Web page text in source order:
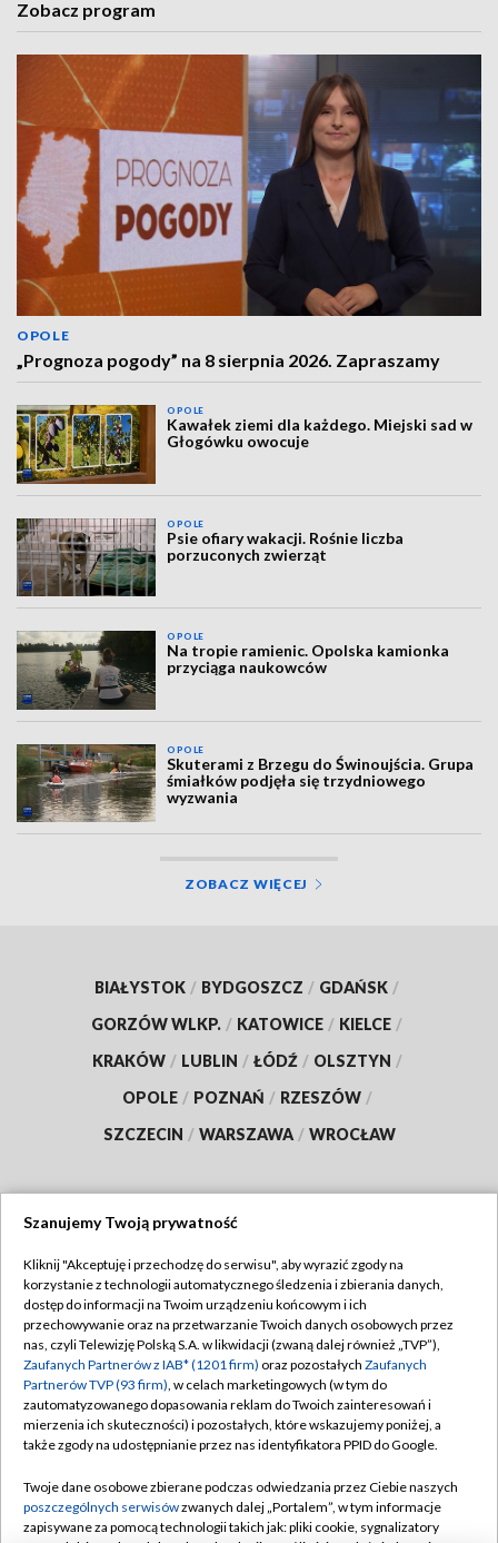
Zobacz program
OPOLE
„Prognoza pogody” na 8 sierpnia 2026. Zapraszamy
OPOLE
Kawałek ziemi dla każdego. Miejski sad w
Głogówku owocuje
OPOLE
Psie ofiary wakacji. Rośnie liczba
porzuconych zwierząt
OPOLE
Na tropie ramienic. Opolska kamionka
przyciąga naukowców
OPOLE
Skuterami z Brzegu do Świnoujścia. Grupa
śmiałków podjęła się trzydniowego
wyzwania
ZOBACZ WIĘCEJ
BIAŁYSTOK / BYDGOSZCZ / GDAŃSK /
GORZÓW WLKP. / KATOWICE / KIELCE /
KRAKÓW / LUBLIN / ŁÓDŹ / OLSZTYN /
OPOLE / POZNAŃ / RZESZÓW /
SZCZECIN / WARSZAWA / WROCŁAW
TVP
Abonament TVP
Emisja w TVP
Centrum informacji TVP
Naziemna Telewizja Cyfrowa
Rada Programowa
Regulamin TVP
Polityka prywatności
Moje zgody
Pomoc
Kontakt
Szanujemy Twoją prywatność
Kliknij "Akceptuję i przechodzę do serwisu", aby wyrazić zgody na
korzystanie z technologii automatycznego śledzenia i zbierania danych,
dostęp do informacji na Twoim urządzeniu końcowym i ich
przechowywanie oraz na przetwarzanie Twoich danych osobowych przez
nas, czyli Telewizję Polską S.A. w likwidacji (zwaną dalej również „TVP”),
Zaufanych Partnerów z IAB* (1201 firm) oraz pozostałych Zaufanych
Partnerów TVP (93 firm), w celach marketingowych (w tym do
zautomatyzowanego dopasowania reklam do Twoich zainteresowań i
mierzenia ich skuteczności) i pozostałych, które wskazujemy poniżej, a
także zgody na udostępnianie przez nas identyfikatora PPID do Google.
Twoje dane osobowe zbierane podczas odwiedzania przez Ciebie naszych
poszczególnych serwisówzwanych dalej „Portalem”, w tym informacje
zapisywane za pomocą technologii takich jak: pliki cookie, sygnalizatory